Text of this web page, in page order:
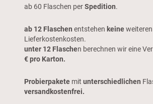
ab 60 Flaschen perSpedition.
ab 12 Flaschen entstehen keineweiteren
Lieferkostenkosten.
unter 12 Flaschen berechnen wir eine
€ pro Karton.
Probierpakete mit unterschiedlichen
versandkostenfrei.